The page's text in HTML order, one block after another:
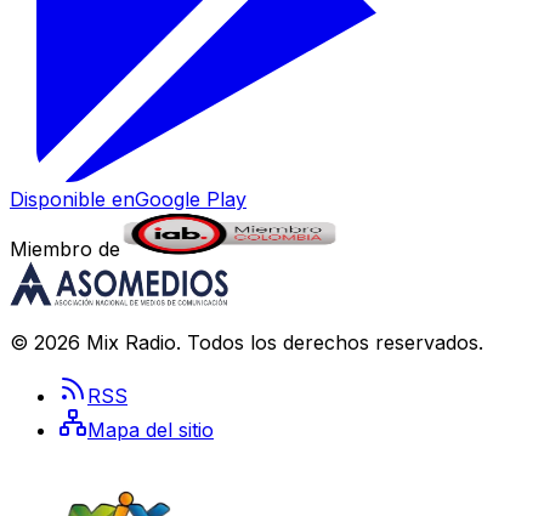
Disponible enGoogle Play
Miembro de
© 2026 Mix Radio. Todos los derechos reservados.
RSS
Mapa del sitio